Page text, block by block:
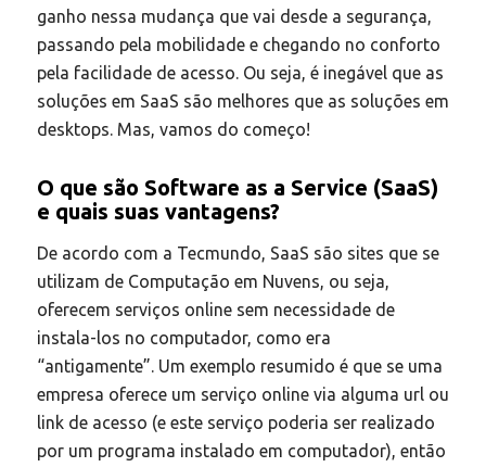
ganho nessa mudança que vai desde a segurança,
passando pela mobilidade e chegando no conforto
pela facilidade de acesso. Ou seja, é inegável que as
soluções em SaaS são melhores que as soluções em
desktops. Mas, vamos do começo!
O que são Software as a Service (SaaS)
e quais suas vantagens?
De acordo com a Tecmundo, SaaS são sites que se
utilizam de Computação em Nuvens, ou seja,
oferecem serviços online sem necessidade de
instala-los no computador, como era
“antigamente”. Um exemplo resumido é que se uma
empresa oferece um serviço online via alguma url ou
link de acesso (e este serviço poderia ser realizado
por um programa instalado em computador), então